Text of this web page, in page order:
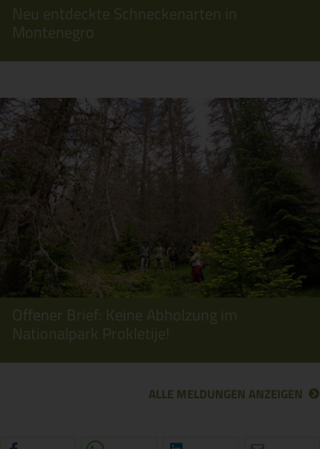
Neu entdeckte Schneckenarten in
Montenegro
Offener Brief: Keine Abholzung im
Nationalpark Prokletije!
ALLE MELDUNGEN ANZEIGEN